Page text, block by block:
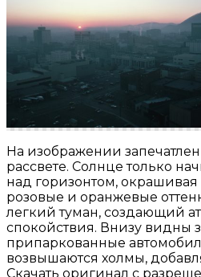
На изображении
рассвете. Солнце только
над горизонтом,
розовые и оранжевые
легкий туман, создающий
спокойствия. Внизу видны
припаркованные
возвышаются холмы,
Скачать оригинал с